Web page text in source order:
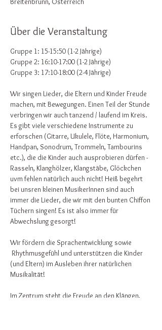
Über die Veranstaltung
Gruppe 1: 15-15:50 (1-2 Jährige)
Gruppe 2: 16:10-17:00 (1-2 Jährige)
Gruppe 3: 17:10-18:00 (2-4 Jährige)
Wir singen Lieder, die Eltern und Kinder Freude
machen, mit Bewegungen. Einen Teil der Stunde
verbringen wir auch tanzend / laufend im Kreis.
Es gibt viele verschiedene Instrumente zu
erforschen (Gitarre, Ukulele, Flöte, Harmonium,
Handpan, Sonodrum, Trommeln, Tambourins
etc.), die die Kinder auch ausprobieren dürfen -
Rasseln, Klanghölzer, Klangstäbe, Glöckchen
uvm fehlen natürlich auch nicht! Heiß begehrt
bei unsren kleinen MusikerInnen sind auch
immer die Lieder, die wir mit den bunten Chiffon
Tüchern singen! Es ist also immer für
Abwechslung gesorgt!
Wir fördern die Sprachentwicklung sowie
Rhythmusgefühl und unterstützen die Kinder
(und Eltern) im Ausleben ihrer natürlichen
Musikalität!
Im Zentrum steht die Freude an den Klängen,